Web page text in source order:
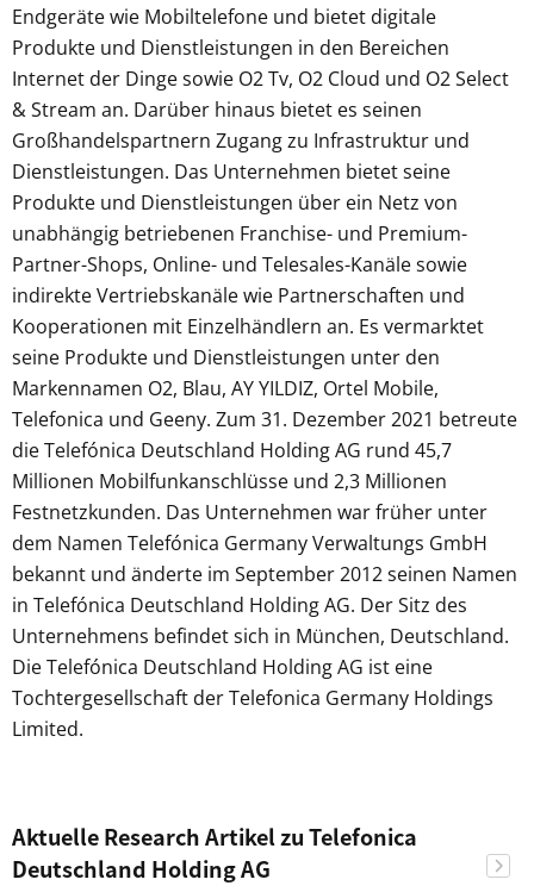
Endgeräte wie Mobiltelefone und bietet digitale
Produkte und Dienstleistungen in den Bereichen
Internet der Dinge sowie O2 Tv, O2 Cloud und O2 Select
& Stream an. Darüber hinaus bietet es seinen
Großhandelspartnern Zugang zu Infrastruktur und
Dienstleistungen. Das Unternehmen bietet seine
Produkte und Dienstleistungen über ein Netz von
unabhängig betriebenen Franchise- und Premium-
Partner-Shops, Online- und Telesales-Kanäle sowie
indirekte Vertriebskanäle wie Partnerschaften und
Kooperationen mit Einzelhändlern an. Es vermarktet
seine Produkte und Dienstleistungen unter den
Markennamen O2, Blau, AY YILDIZ, Ortel Mobile,
Telefonica und Geeny. Zum 31. Dezember 2021 betreute
die Telefónica Deutschland Holding AG rund 45,7
Millionen Mobilfunkanschlüsse und 2,3 Millionen
Festnetzkunden. Das Unternehmen war früher unter
dem Namen Telefónica Germany Verwaltungs GmbH
bekannt und änderte im September 2012 seinen Namen
in Telefónica Deutschland Holding AG. Der Sitz des
Unternehmens befindet sich in München, Deutschland.
Die Telefónica Deutschland Holding AG ist eine
Tochtergesellschaft der Telefonica Germany Holdings
Limited.
Aktuelle Research Artikel zu Telefonica
Deutschland Holding AG